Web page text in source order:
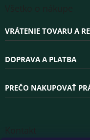
VRÁTENIE TOVARU A
DOPRAVA A PLATBA
PREČO NAKUPOVAŤ